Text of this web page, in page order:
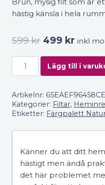
hästig känsla i hela
599kr Det
priset
var:
499 krDet
priset
är:
inkl
Parts
passion
Brun
Lägg till i
Artikelnr: 65EAEF96458CE
Kategorier: Filtar,
Etiketter: Färgpalett
Känner du att ditt
hästigt men ändå
det här problemet